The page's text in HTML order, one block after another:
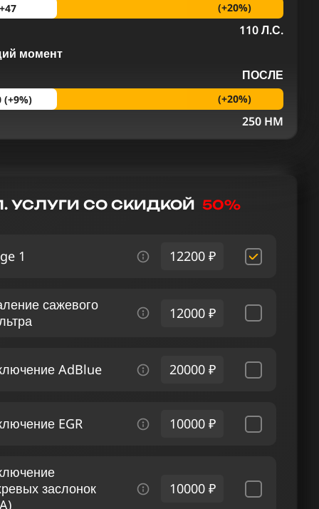
+47 (+20%)
110 Л.С.
момент
ПОСЛЕ
(+9%) (+20%)
250 HM
УСЛУГИ СО СКИДКОЙ 50%
1 12200 ₽
сажевого
12000 ₽
AdBlue 20000 ₽
EGR 10000 ₽
заслонок
10000 ₽